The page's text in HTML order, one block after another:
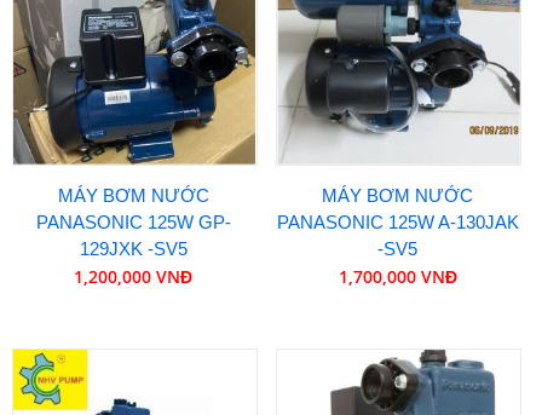
MÁY BƠM NƯỚC
PANASONIC 125W GP-
129JXK -SV5
1,200,000 VNĐ
MÁY BƠM NƯỚC
PANASONIC 125W A-130JAK
-SV5
1,700,000 VNĐ